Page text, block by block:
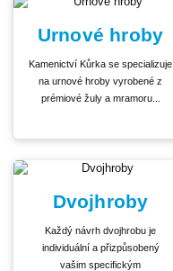
Urnové hroby
Kamenictví Kůrka se specializuje
na urnové hroby vyrobené z
prémiové žuly a mramoru...
Dvojhroby
Každý návrh dvojhrobu je
individuální a přizpůsobený
vašim specifickým